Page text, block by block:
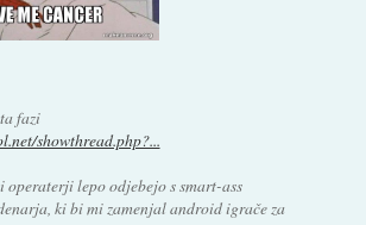
fazi
showthread.php?...
operaterji lepo odjebejo s smart-ass
ki bi mi zamenjal android igrače za